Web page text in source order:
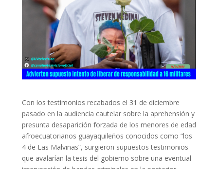
Con los testimonios recabados el 31 de diciembre
pasado en la audiencia cautelar sobre la aprehensión y
presunta desaparición forzada de los menores de edad
afroecuatorianos guayaquileños conocidos como “los
4 de Las Malvinas”, surgieron supuestos testimonios
que avalarían la tesis del gobierno sobre una eventual